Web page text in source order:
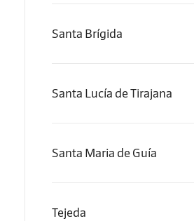
Santa Brígida
Santa Lucía de Tirajana
Santa Maria de Guía
Tejeda